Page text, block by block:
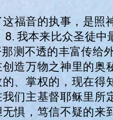
这福音的执事，是照
8. 我本来比众圣徒中
测不透的丰富传给
造万物之神里的奥
、掌权的，现在得
我们主基督耶稣里所
无惧，笃信不疑的来